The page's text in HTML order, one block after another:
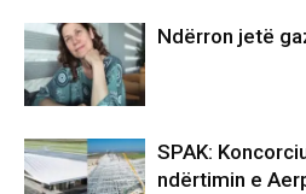
Ndërron jetë
SPAK:
ndërtimin e